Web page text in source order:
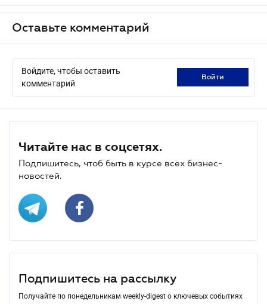
Оставьте комментарий
Войдите, чтобы оставить
комментарий
войти
Читайте нас в соцсетях.
Подпишитесь, чтоб быть в курсе всех бизнес-
новостей.
Подпишитесь на рассылку
Получайте по понедельникам weekly-digest о ключевых событиях